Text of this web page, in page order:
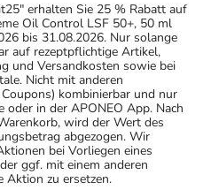
erhalten Sie 25 % Rabatt auf
Oil Control LSF 50+, 50 ml
bis 31.08.2026. Nur solange
auf rezeptpflichtige Artikel,
und Versandkosten sowie bei
Nicht mit anderen
kombinierbar und nur
in der APONEO App. Nach
wird der Wert des
abgezogen. Wir
bei Vorliegen eines
ggf. mit einem anderen
Aktion zu ersetzen.